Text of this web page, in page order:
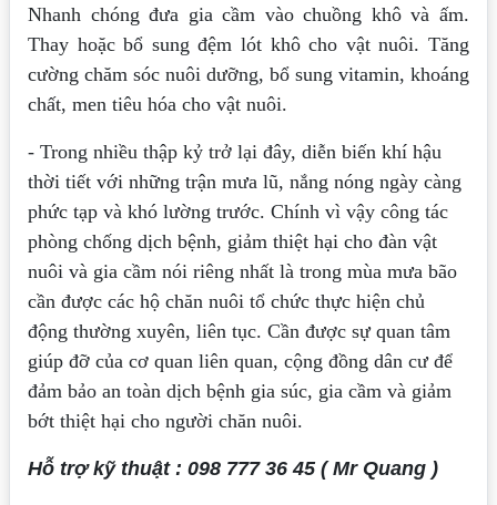
Nhanh chóng đưa gia cầm vào chuồng khô và ấm.
Thay hoặc bổ sung đệm lót khô cho vật nuôi. Tăng
cường chăm sóc nuôi dưỡng, bổ sung vitamin, khoáng
chất, men tiêu hóa cho vật nuôi.
- Trong nhiều thập kỷ trở lại đây, diễn biến khí hậu
thời tiết với những trận mưa lũ, nắng nóng ngày càng
phức tạp và khó lường trước. Chính vì vậy công tác
phòng chống dịch bệnh, giảm thiệt hại cho đàn vật
nuôi và gia cầm nói riêng nhất là trong mùa mưa bão
cần được các hộ chăn nuôi tổ chức thực hiện chủ
động thường xuyên, liên tục. Cần được sự quan tâm
giúp đỡ của cơ quan liên quan, cộng đồng dân cư để
đảm bảo an toàn dịch bệnh gia súc, gia cầm và giảm
bớt thiệt hại cho người chăn nuôi.
Hỗ trợ kỹ thuật : 098 777 36 45 ( Mr Quang )